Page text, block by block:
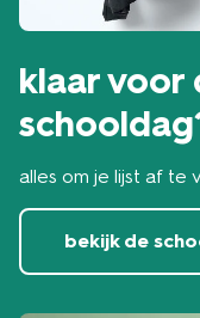
klaar voor
alles om je lijst af te
bekijk de